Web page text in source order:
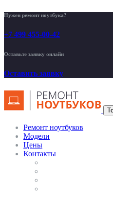
Нужен ремонт ноутбука?
+7 499 455-00-42
Оставьте заявку онлайн
Оставить заявку
Ремонт ноутбуков
Модели
Цены
Контакты